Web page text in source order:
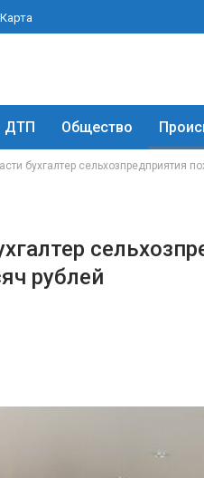
Карта
ДТП Общество
бухгалтер сельхозпредприятия
рублей